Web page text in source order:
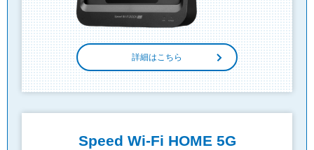
詳細はこちら
Speed Wi-Fi HOME 5G